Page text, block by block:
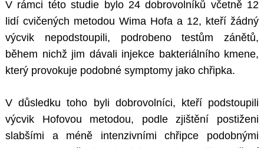
V rámci této studie bylo 24 dobrovolníků včetně 12
lidí cvičených metodou Wima Hofa a 12, kteří žádný
výcvik nepodstoupili, podrobeno testům zánětů,
během nichž jim dávali injekce bakteriálního kmene,
který provokuje podobné symptomy jako chřipka.
V důsledku toho byli dobrovolníci, kteří podstoupili
výcvik Hofovou metodou, podle zjištění postiženi
slabšími a méně intenzivními chřipce podobnými